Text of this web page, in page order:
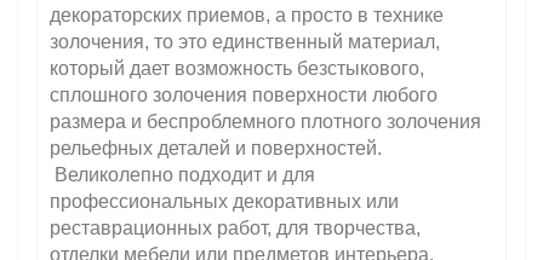
декораторских приемов, а просто в технике
золочения, то это единственный материал,
который дает возможность безстыкового,
сплошного золочения поверхности любого
размера и беспроблемного плотного золочения
рельефных деталей и поверхностей.
Великолепно подходит и для
профессиональных декоративных или
реставрационных работ, для творчества,
отделки мебели или предметов интерьера.